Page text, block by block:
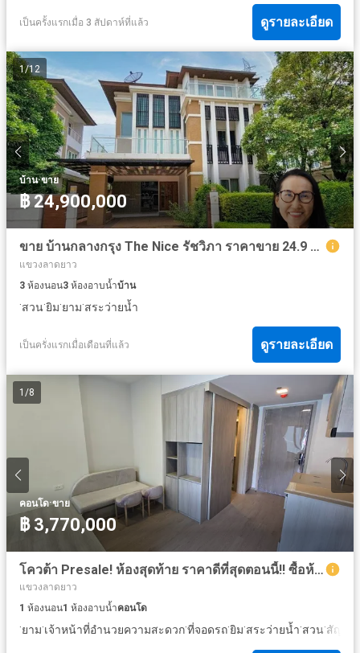
เป็นครั้งแรกเมื่อ 3 สัปดาห์ที่แล้ว ดูรายละเอียด
1/12
บ้าน·ขาย
฿ 24,900,000
ขาย บ้านกลางกรุง The Nice รัชวิภา ราคาขาย 24.9 mb.
แขวงลาดยาว
3 ห้องนอน3 ห้องอาบน้ำบ้าน
·สวน·ยิม·ยาม·สระว่ายน้ำ
เป็นครั่งแรกเมื่อเดือนที่แล้ว ดูรายละเอียด
1 /8
คอนโด·ขาย
฿ 3,770,000
โควต้า Presale! ห้องสุดท้าย ราคาดีที่สุดตอนนี้!! ซื้อห้องแถมผู้เช่าทันที!! ขายคอนโด โค้บ เกษตร-ศรีปทุม (COBE Kaset-Sripatum) ติด BTS บางบัว
แขวงลาดยาว
1 ห้องนอน1 ห้องอาบน้ำคอนโด
·ยาม·เจ้าหน้าที่อำนวยความสะดวก·ที่จอดรถ·ยิม·สระว่ายน้ำ·สวน·สัญญา